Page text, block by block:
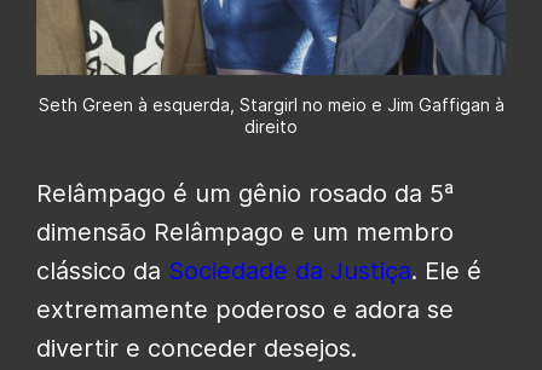
Seth Green à esquerda, Stargirl no meio e Jim Gaffigan à
direito
Relâmpago é um gênio rosado da 5ª
dimensão Relâmpago e um membro
clássico da Sociedade da Justiça. Ele é
extremamente poderoso e adora se
divertir e conceder desejos.